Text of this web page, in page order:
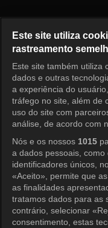
Este site utiliza
rastreamento
Este site também utiliza
dados e outras
a experiência do
tráfego no site, além de
uso do site com
análise, de acordo com
Nós e os nossos 1015
a dados pessoais,
identificadores únicos,
«Aceito», permite que
as finalidades
tratamos dados para as
contrário, selecionar
consentimento, estas